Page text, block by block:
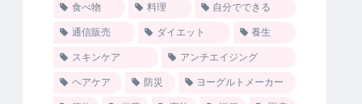
食べ物 料理 自分でできる
通信販売 ダイエット 養生
スキンケア アンチエイジング
ヘアケア 防災 ヨーグルトメーカー